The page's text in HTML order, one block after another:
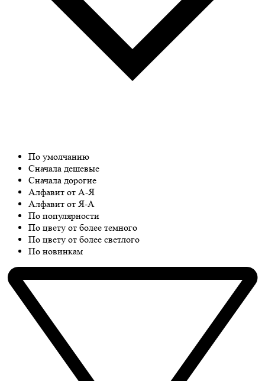
По умолчанию
Сначала дешевые
Сначала дорогие
Алфавит от А-Я
Алфавит от Я-А
По популярности
По цвету от более темного
По цвету от более светлого
По новинкам